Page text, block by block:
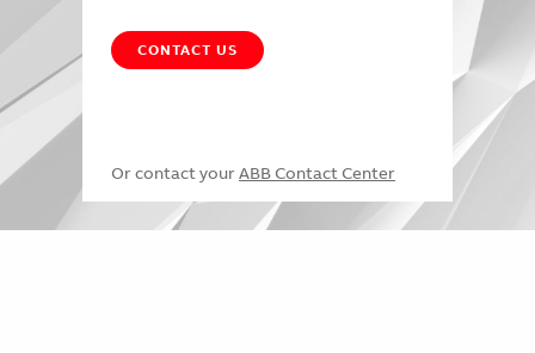
CONTACT US
Or contact your ABB Contact Center